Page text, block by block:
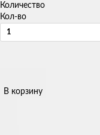
Количество
Кол-во
В корзину